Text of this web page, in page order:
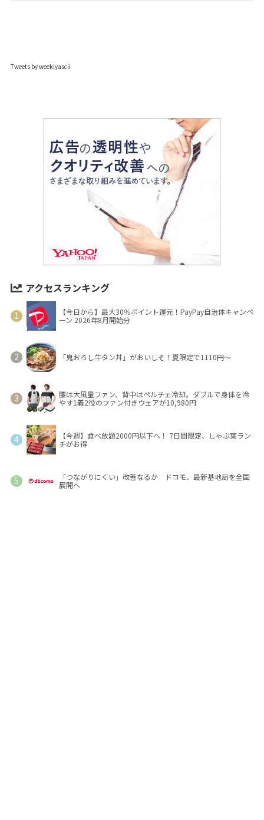
Tweets by weeklyascii
アクセスランキング
【今日から】最大30％ポイント還元！PayPay自治体キャンペ
ーン 2026年8月開始分
「鬼おろし牛タン丼」がおいしそ！夏限定で1110円～
腰は大風量ファン、背中はペルチェ冷却。ダブルで身体を冷
やす1着2役のファン付きウェアが10,980円
【今週】食べ放題2000円以下へ！ 7日間限定、しゃぶ葉ラン
チがお得
「つながりにくい」改善なるか ドコモ、最新基地局を全国
展開へ